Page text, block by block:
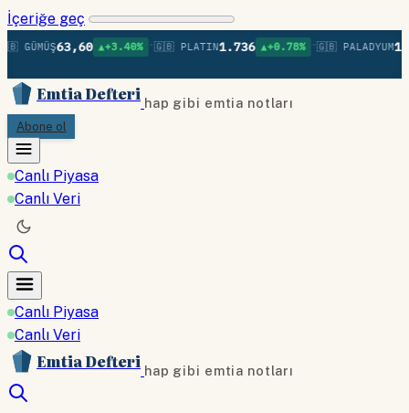
İçeriğe geç
GÜMÜŞ63,60 ▲+3.40% •🇬🇧 PLATIN1.736 ▲+0.78% •🇬🇧 PALADYUM
Emtia Defteri hap gibi emtia notları
Abone ol
Canlı Piyasa
Canlı Veri
Canlı Piyasa
Canlı Veri
Emtia Defteri hap gibi emtia notları